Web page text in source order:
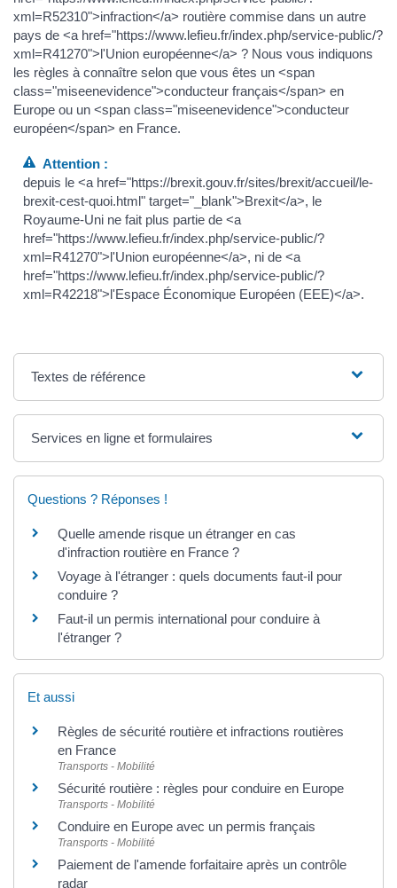
xml=R52310">infraction</a> routière commise dans un autre
pays de <a href="https://www.lefieu.fr/index.php/service-public/?
xml=R41270">l'Union européenne</a> ? Nous vous indiquons
les règles à connaître selon que vous êtes un <span
class="miseenevidence">conducteur français</span> en
Europe ou un <span class="miseenevidence">conducteur
européen</span> en France.
Attention :
depuis le <a href="https://brexit.gouv.fr/sites/brexit/accueil/le-
brexit-cest-quoi.html" target="_blank">Brexit</a>, le
Royaume-Uni ne fait plus partie de <a
href="https://www.lefieu.fr/index.php/service-public/?
xml=R41270">l'Union européenne</a>, ni de <a
href="https://www.lefieu.fr/index.php/service-public/?
xml=R42218">l'Espace Économique Européen (EEE)</a>.
Textes de référence
Services en ligne et formulaires
Questions ? Réponses !
Quelle amende risque un étranger en cas
d'infraction routière en France ?
Voyage à l'étranger : quels documents faut-il pour
conduire ?
Faut-il un permis international pour conduire à
l'étranger ?
Et aussi
Règles de sécurité routière et infractions routières
en France
Transports - Mobilité
Sécurité routière : règles pour conduire en Europe
Transports - Mobilité
Conduire en Europe avec un permis français
Transports - Mobilité
Paiement de l'amende forfaitaire après un contrôle
radar